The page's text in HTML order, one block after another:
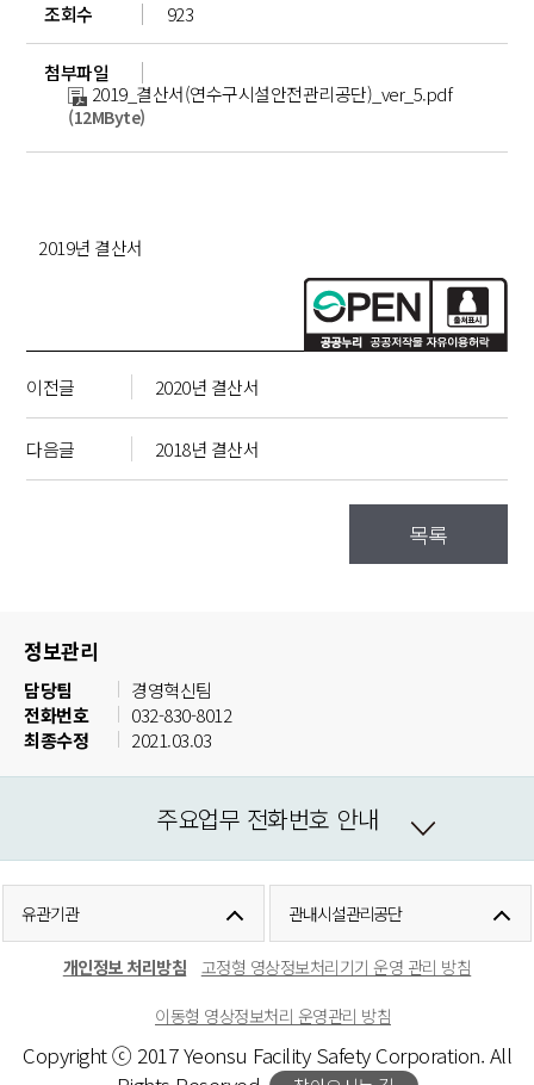
조회수 923
첨부파일
2019_결산서(연수구시설안전관리공단)_ver_5.pdf
(12MByte)
2019년 결산서
이전글 2020년 결산서
다음글 2018년 결산서
목록
정보관리
담당팀
경영혁신팀
전화번호
032-830-8012
최종수정
2021.03.03
주요업무 전화번호 안내
유관기관 관내시설관리공단
개인정보 처리방침
고정형 영상정보처리기기 운영 관리 방침
이동형 영상정보처리 운영관리 방침
Copyright ⓒ 2017 Yeonsu Facility Safety Corporation. All